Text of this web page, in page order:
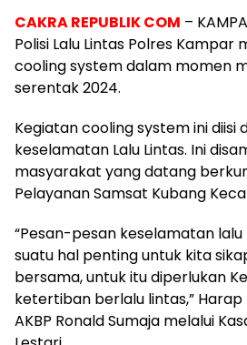
CAKRA REPUBLIK COM –
Polisi Lalu Lintas Polres Kampar
cooling system dalam momen
serentak 2024.
Kegiatan cooling system ini diisi
keselamatan Lalu Lintas. Ini
masyarakat yang datang
Pelayanan Samsat Kubang
“Pesan-pesan keselamatan
suatu hal penting untuk kita
bersama, untuk itu diperlukan
ketertiban berlalu lintas,”
AKBP Ronald Sumaja melalui